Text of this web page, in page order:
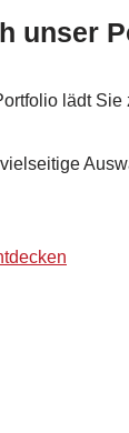
unser
lädt Sie